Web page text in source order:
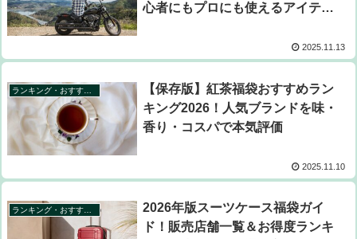
心者にもプロにも使えるアイテム
2025.11.13
【保存版】紅茶福袋おすすめラン
キング2026！人気ブランドを味・
香り・コスパで本気評価
2025.11.10
2026年版スーツケース福袋ガイ
ド！販売店舗一覧＆お得度ランキ